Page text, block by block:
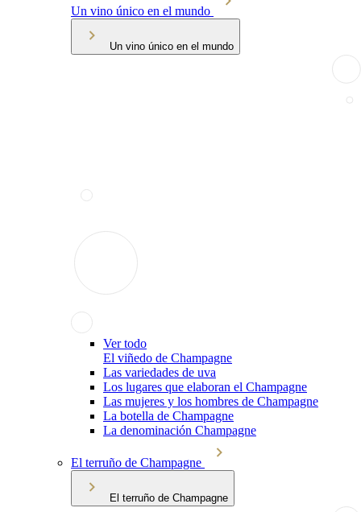
Un vino único en el mundo
Un vino único en el mundo
Ver todo
El viñedo de Champagne
Las variedades de uva
Los lugares que elaboran el Champagne
Las mujeres y los hombres de Champagne
La botella de Champagne
La denominación Champagne
El terruño de Champagne
El terruño de Champagne